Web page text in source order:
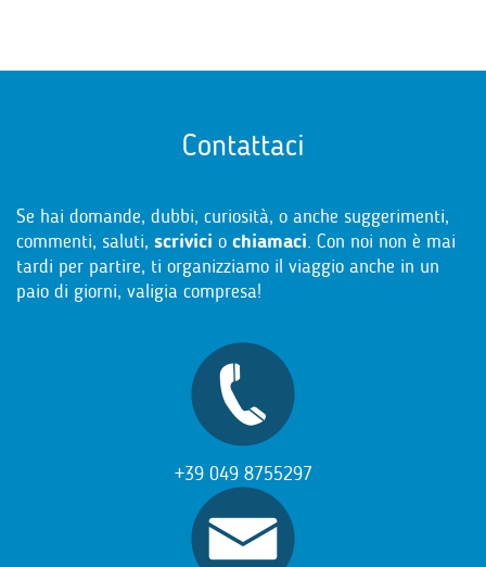
Contattaci
Se hai domande, dubbi, curiosità, o anche suggerimenti,
commenti, saluti, scrivici o chiamaci. Con noi non è mai
tardi per partire, ti organizziamo il viaggio anche in un
paio di giorni, valigia compresa!
+39 049 8755297